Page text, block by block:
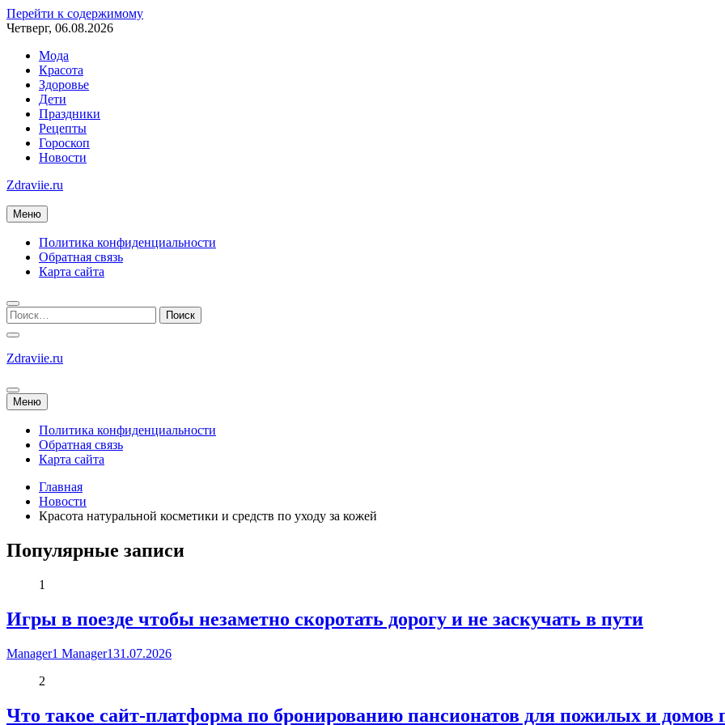
Перейти к содержимому
Четверг, 06.08.2026
Мода
Красота
Здоровье
Дети
Праздники
Рецепты
Гороскоп
Новости
Zdraviie.ru
Меню
Политика конфиденциальности
Обратная связь
Карта сайта
Zdraviie.ru
Меню
Политика конфиденциальности
Обратная связь
Карта сайта
Главная
Новости
Красота натуральной косметики и средств по уходу за кожей
Популярные записи
1
Игры в поезде чтобы незаметно скоротать дорогу и не заскучать в пути
Manager1 Manager131.07.2026
2
Что такое сайт-платформа по бронированию пансионатов для пожилых и домов